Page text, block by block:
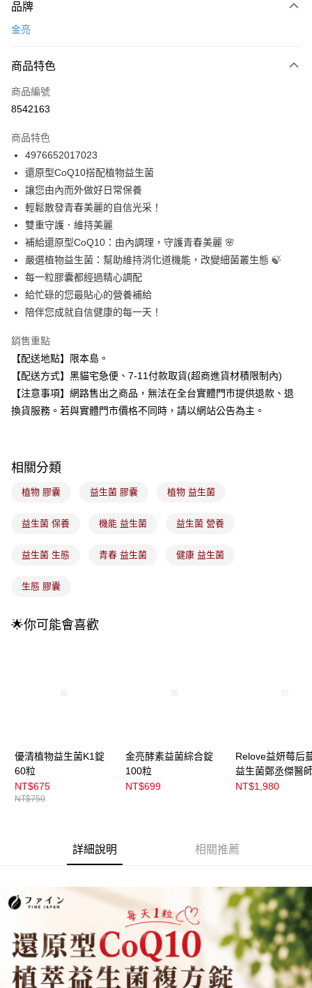
信用卡一次付款
3 期 0 利率 每期
合作金庫商業銀行
上海商業儲蓄銀行
臺灣中小企業銀行
匯豐（台灣）商業銀行
聯邦商業銀行
元大商業銀行
玉山商業銀行
台灣樂天信用卡公司
超商取貨付款
LINE Pay
Apple Pay
街口支付
悠遊付
Google Pay
全盈+PAY
大哥付你分期
相關說明
1.本服務由台灣大哥大提供，台灣大哥大用戶可立即使用無須另外申請。
流程，驗證手機門號後，選擇欲分期的期數、繳款截止日，確認付款後即完
成交易。
3.實際核准額度、可分期數及費用金額請依後續交易確認頁面所載為準。
4.訂單成立30分鐘內，如未前往確認交易或遇審核未通過，訂單將自動取
消。如遇「轉專審核」未通過狀況，表示未達大哥付你分期系統評分，恕無
法說明評估內容。
【繳款方式說明】
帳／街口支付／iPASS MONEY」等通路繳費。
【注意事項】
用戶於交易時，得透過本服務購買商品或服務，並由商店將買賣／分期付款
買賣價金債權讓與本公司後，依約使用本公司帳單繳交帳款。
資料（包含姓名、電話或地址）提供予台灣大哥大進項蒐集、處理及利用，
3.完整用戶服務條款，請詳閱以下連結：
ATM付款
運送方式
全家取貨付款
每筆NT$100，滿NT$899(含以上)免運費
付款後全家取貨
7-11取貨付款
每筆NT$100，滿NT$899(含以上)免運費
宅配
付款後門市自取
品牌
金亮
商品特色
商品編號
8542163
商品特色
4976652017023
還原型CoQ10搭配植物益生菌
讓您由內而外做好日常保養
輕鬆散發青春美麗的自信光采！
雙重守護．維持美麗
補給還原型CoQ10：由內調理，守護青春美麗 🌸
嚴選植物益生菌：幫助維持消化道機能，改變細菌叢生態 🍃
每一粒膠囊都經過精心調配
給忙碌的您最貼心的營養補給
陪伴您成就自信健康的每一天！
銷售重點
【配送地點】限本島。
【配送方式】黑貓宅急便、7-11付款取貨(超商進貨材積限制內)
【注意事項】網路售出之商品，無法在全台實體門市提供退款、退
換貨服務。若與實體門市價格不同時，請以網站公告為主。
相關分類
植物 膠囊 益生菌 膠囊 植物 益生菌
益生菌 保養 機能 益生菌 益生菌 營養
益生菌 生態 青春 益生菌 健康 益生菌
生態 膠囊
🌟你可能會喜歡
優清植物益生菌K1錠
60粒
NT$675
NT$750
金亮酵素益菌綜合錠
100粒
NT$699
Relove益妍莓后
益生菌鄭丞傑醫
NT$1,980
詳細說明 相關推薦